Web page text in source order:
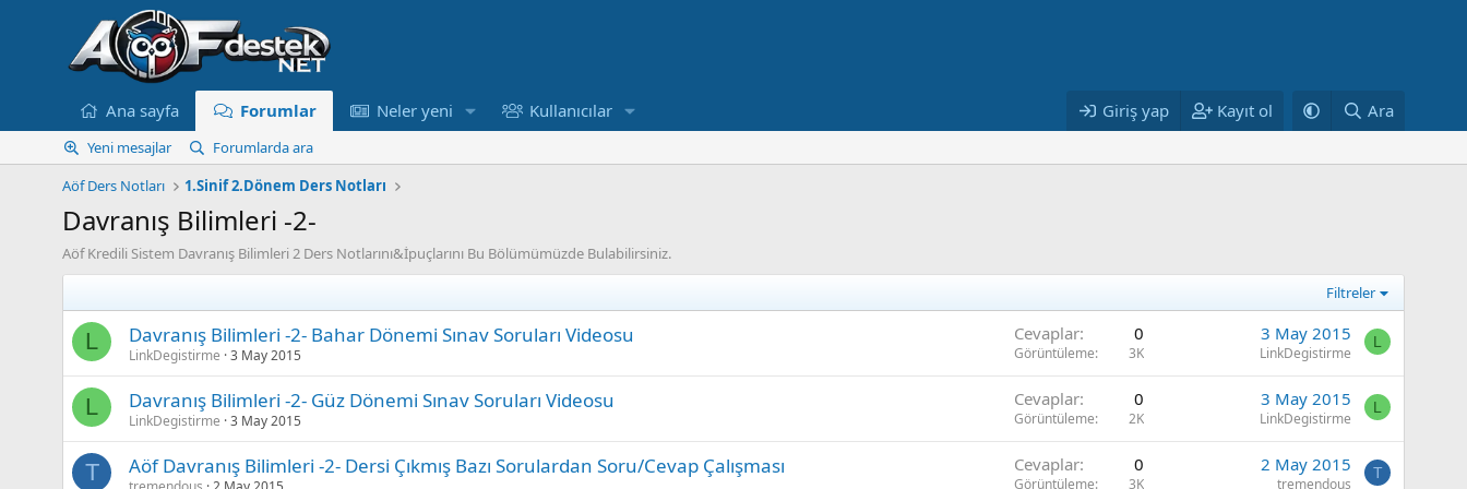
Ana sayfa Forumlar Neler yeni Kullanıcılar Giriş yap Kayıt ol Ara
Yeni mesajlar
Forumlarda ara
Aöf Ders Notları
1.Sinif 2.Dönem Ders Notları
Davranış Bilimleri -2-
Aöf Kredili Sistem Davranış Bilimleri 2 Ders Notlarını&İpuçlarını Bu Bölümümüzde Bulabilirsiniz.
Filtreler
L Davranış Bilimleri -2- Bahar Dönemi Sınav Soruları Videosu
LinkDegistirme 3 May 2015
Cevaplar 0
Görüntüleme 3K
3 May 2015
LinkDegistirme
L
L Davranış Bilimleri -2- Güz Dönemi Sınav Soruları Videosu
LinkDegistirme 3 May 2015
Cevaplar 0
Görüntüleme 2K
3 May 2015
LinkDegistirme
L
T Aöf Davranış Bilimleri -2- Dersi Çıkmış Bazı Sorulardan Soru/Cevap Çalışması Cevaplar 0
Görüntüleme 3K
2 May 2015
tremendous
T